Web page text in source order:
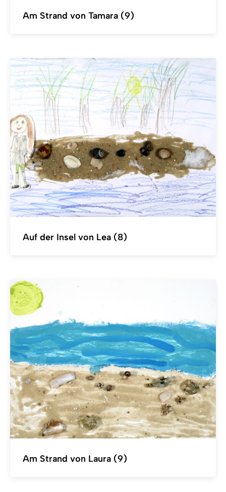
Am Strand von Tamara (9)
Auf der Insel von Lea (8)
Am Strand von Laura (9)